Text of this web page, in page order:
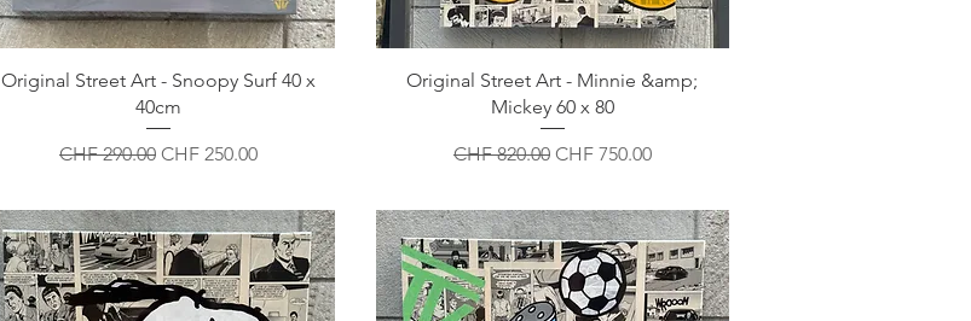
Original Street Art - Snoopy Surf 40 x
40cm
Standardpreis
CHF 290.00 Sale-Preis
CHF 250.00
Original Street Art - Minnie &amp;
Mickey 60 x 80
Standardpreis
CHF 820.00 Sale-Preis
CHF 750.00